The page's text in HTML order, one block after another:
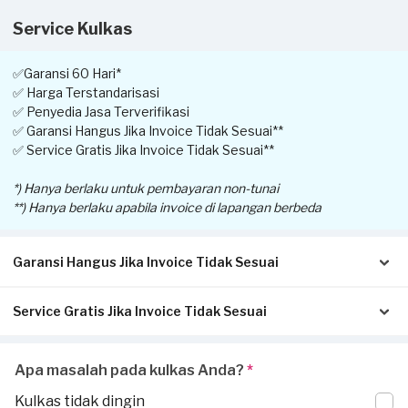
Service Kulkas
✅Garansi 60 Hari*
✅ Harga Terstandarisasi
✅ Penyedia Jasa Terverifikasi
✅ Garansi Hangus Jika Invoice Tidak Sesuai**
✅ Service Gratis Jika Invoice Tidak Sesuai**
*) Hanya berlaku untuk pembayaran non-tunai
**) Hanya berlaku apabila invoice di lapangan berbeda
Garansi Hangus Jika Invoice Tidak Sesuai
Pastikan kwitansi/invoice yang diterbitkan dari Sejasa sesuai
Jika tidak sesuai, garansi akan hangus.
Jika ada pekerjaan tambahan ketika invoice sudah terbit, harus
Service Gratis Jika Invoice Tidak Sesuai
Apabila Anda menerima perbedaan invoice antara pengerjaan
service di lapangan dengan transaksi yang dilaporkan oleh
Penyedia Jasa, silakan laporkan perbedaan invoice di aplikasi
Apa masalah pada kulkas Anda? *
Kulkas tidak dingin